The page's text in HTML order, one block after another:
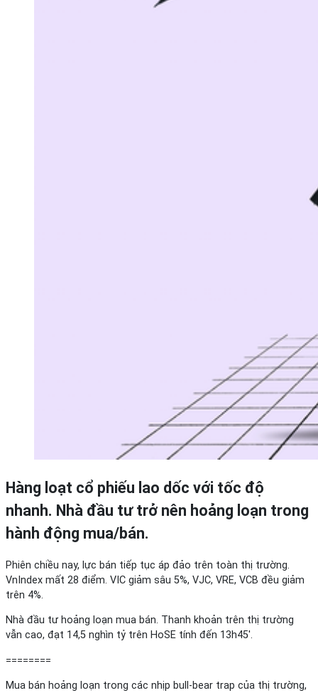
Hàng loạt cổ phiếu lao dốc với tốc độ
nhanh. Nhà đầu tư trở nên hoảng loạn trong
hành động mua/bán.
Phiên chiều nay, lực bán tiếp tục áp đảo trên toàn thị trường.
VnIndex mất 28 điểm. VIC giảm sâu 5%, VJC, VRE, VCB đều giảm
trên 4%.
Nhà đầu tư hoảng loạn mua bán. Thanh khoản trên thị trường
vẫn cao, đạt 14,5 nghìn tỷ trên HoSE tính đến 13h45′.
========
Mua bán hoảng loạn trong các nhịp bull-bear trap của thị trường,